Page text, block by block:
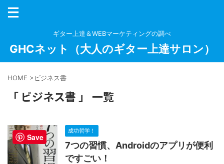
ギター上達＆WEBマーケティングの調べ
GHCネット（大人のギター上達サロン）
HOME >ビジネス書
「 ビジネス書 」 一覧
成功哲学！
7つの習慣、Androidのアプリが便利
ですごい！
Save